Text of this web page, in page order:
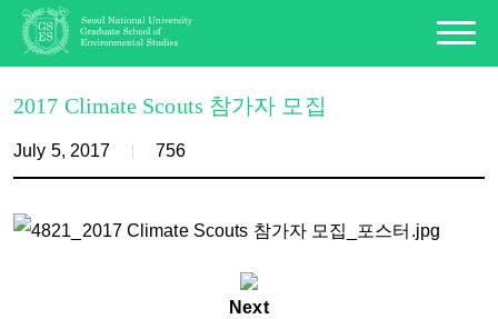
2017 Climate Scouts 참가자 모집
July 5, 2017 756
Next